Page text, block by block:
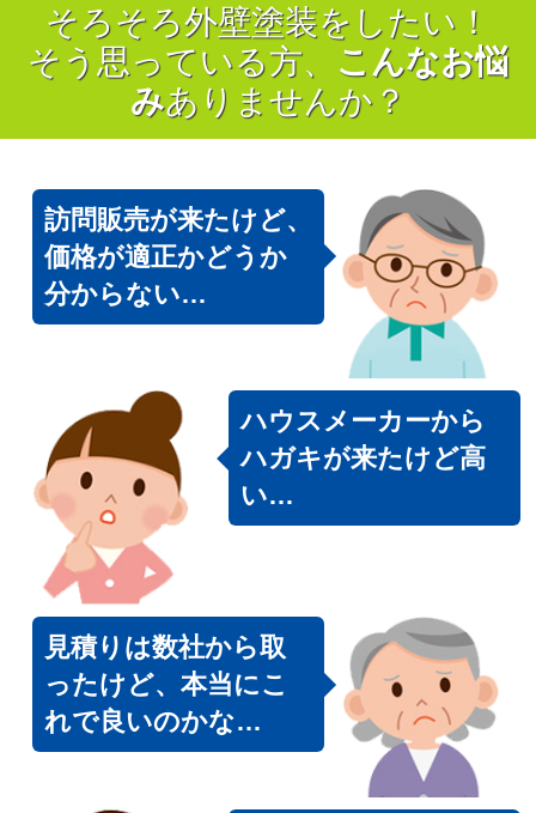
そろそろ外壁塗装をしたい！
そう思っている方、 こんなお悩
みありませんか？
訪問販売が来たけど、
価格が適正かどうか
分からない…
ハウスメーカーから
ハガキが来たけど高
い…
見積りは数社から取
ったけど、本当にこ
れで良いのかな…